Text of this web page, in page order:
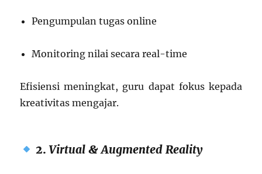
Pengumpulan tugas online
Monitoring nilai secara real-time
Efisiensi meningkat, guru dapat fokus kepada
kreativitas mengajar.
2.Virtual & Augmented Reality